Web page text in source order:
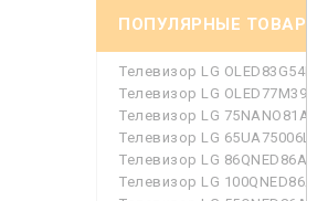
ПОПУЛЯРНЫЕ ТОВАРЫ
Телевизор LG OLED83G54LW
Телевизор LG OLED77M39LA
Телевизор LG 75NANO81A6A
Телевизор LG 65UA75006LA
Телевизор LG 86QNED86A6A
Телевизор LG 100QNED86A6